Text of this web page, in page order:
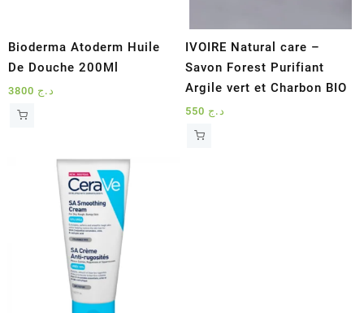
Bioderma Atoderm Huile
De Douche 200Ml
د.ج
IVOIRE Natural care –
Savon Forest Purifiant
Argile vert et Charbon BIO
د.ج